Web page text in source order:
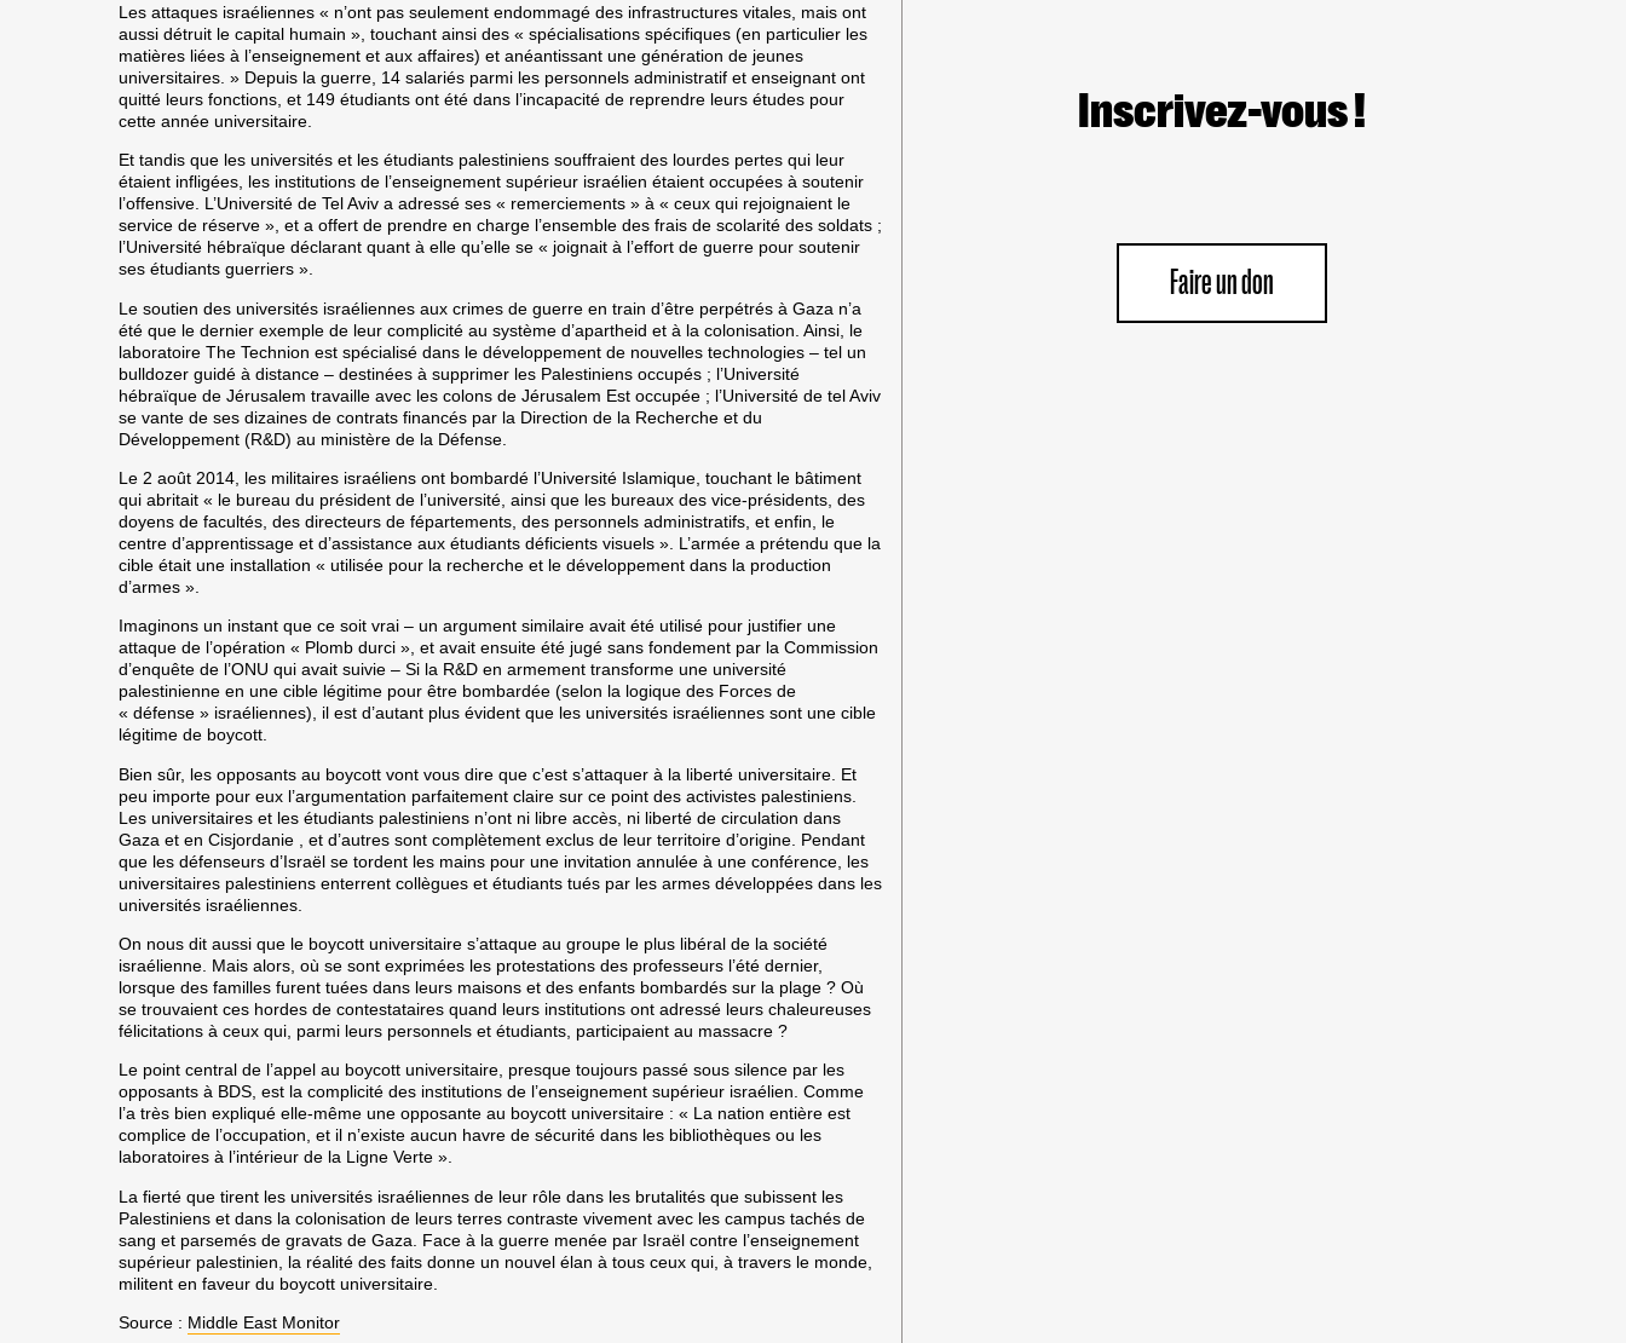
Les attaques israéliennes « n’ont pas seulement endommagé des infrastructures vitales, mais ont
aussi détruit le capital humain », touchant ainsi des « spécialisations spécifiques (en particulier les
matières liées à l’enseignement et aux affaires) et anéantissant une génération de jeunes
universitaires. » Depuis la guerre, 14 salariés parmi les personnels administratif et enseignant ont
quitté leurs fonctions, et 149 étudiants ont été dans l’incapacité de reprendre leurs études pour
cette année universitaire.
Et tandis que les universités et les étudiants palestiniens souffraient des lourdes pertes qui leur
étaient infligées, les institutions de l’enseignement supérieur israélien étaient occupées à soutenir
l’offensive. L’Université de Tel Aviv a adressé ses « remerciements » à « ceux qui rejoignaient le
service de réserve », et a offert de prendre en charge l’ensemble des frais de scolarité des soldats ;
l’Université hébraïque déclarant quant à elle qu’elle se « joignait à l’effort de guerre pour soutenir
ses étudiants guerriers ».
Le soutien des universités israéliennes aux crimes de guerre en train d’être perpétrés à Gaza n’a
été que le dernier exemple de leur complicité au système d’apartheid et à la colonisation. Ainsi, le
laboratoire The Technion est spécialisé dans le développement de nouvelles technologies – tel un
bulldozer guidé à distance – destinées à supprimer les Palestiniens occupés ; l’Université
hébraïque de Jérusalem travaille avec les colons de Jérusalem Est occupée ; l’Université de tel Aviv
se vante de ses dizaines de contrats financés par la Direction de la Recherche et du
Développement (R&D) au ministère de la Défense.
Le 2 août 2014, les militaires israéliens ont bombardé l’Université Islamique, touchant le bâtiment
qui abritait « le bureau du président de l’université, ainsi que les bureaux des vice-présidents, des
doyens de facultés, des directeurs de fépartements, des personnels administratifs, et enfin, le
centre d’apprentissage et d’assistance aux étudiants déficients visuels ». L’armée a prétendu que la
cible était une installation « utilisée pour la recherche et le développement dans la production
d’armes ».
Imaginons un instant que ce soit vrai – un argument similaire avait été utilisé pour justifier une
attaque de l’opération « Plomb durci », et avait ensuite été jugé sans fondement par la Commission
d’enquête de l’ONU qui avait suivie – Si la R&D en armement transforme une université
palestinienne en une cible légitime pour être bombardée (selon la logique des Forces de
« défense » israéliennes), il est d’autant plus évident que les universités israéliennes sont une cible
légitime de boycott.
Bien sûr, les opposants au boycott vont vous dire que c’est s’attaquer à la liberté universitaire. Et
peu importe pour eux l’argumentation parfaitement claire sur ce point des activistes palestiniens.
Les universitaires et les étudiants palestiniens n’ont ni libre accès, ni liberté de circulation dans
Gaza et en Cisjordanie , et d’autres sont complètement exclus de leur territoire d’origine. Pendant
que les défenseurs d’Israël se tordent les mains pour une invitation annulée à une conférence, les
universitaires palestiniens enterrent collègues et étudiants tués par les armes développées dans les
universités israéliennes.
On nous dit aussi que le boycott universitaire s’attaque au groupe le plus libéral de la société
israélienne. Mais alors, où se sont exprimées les protestations des professeurs l’été dernier,
lorsque des familles furent tuées dans leurs maisons et des enfants bombardés sur la plage ? Où
se trouvaient ces hordes de contestataires quand leurs institutions ont adressé leurs chaleureuses
félicitations à ceux qui, parmi leurs personnels et étudiants, participaient au massacre ?
Le point central de l’appel au boycott universitaire, presque toujours passé sous silence par les
opposants à BDS, est la complicité des institutions de l’enseignement supérieur israélien. Comme
l’a très bien expliqué elle-même une opposante au boycott universitaire : « La nation entière est
complice de l’occupation, et il n’existe aucun havre de sécurité dans les bibliothèques ou les
laboratoires à l’intérieur de la Ligne Verte ».
La fierté que tirent les universités israéliennes de leur rôle dans les brutalités que subissent les
Palestiniens et dans la colonisation de leurs terres contraste vivement avec les campus tachés de
sang et parsemés de gravats de Gaza. Face à la guerre menée par Israël contre l’enseignement
supérieur palestinien, la réalité des faits donne un nouvel élan à tous ceux qui, à travers le monde,
militent en faveur du boycott universitaire.
Source : Middle East Monitor
Inscrivez-vous !
Faire un don